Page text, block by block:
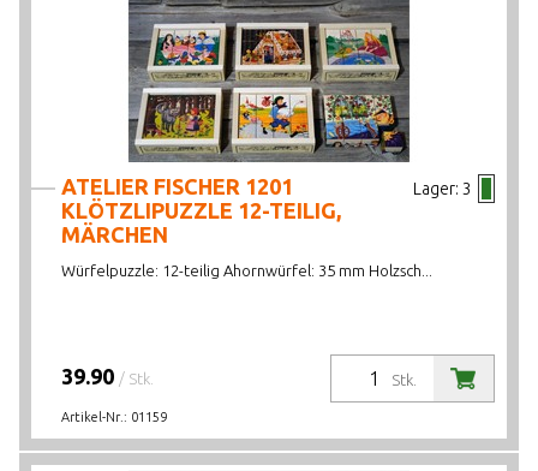
Lager: 3
ATELIER FISCHER 1201
KLÖTZLIPUZZLE 12-TEILIG,
MÄRCHEN
Würfelpuzzle: 12-teilig Ahornwürfel: 35 mm Holzsch...
Stk.
39.90 / Stk.
Artikel-Nr.: 01159